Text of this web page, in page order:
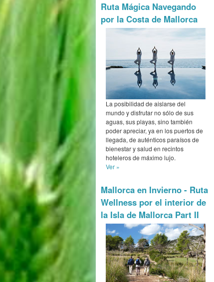
Ruta Mágica Navegando
por la Costa de Mallorca
La posibilidad de aislarse del
mundo y disfrutar no sólo de sus
aguas, sus playas, sino también
poder apreciar, ya en los puertos de
llegada, de auténticos paraísos de
bienestar y salud en recintos
hoteleros de máximo lujo.
Ver »
Mallorca en Invierno - Ruta
Wellness por el interior de
la Isla de Mallorca Part II